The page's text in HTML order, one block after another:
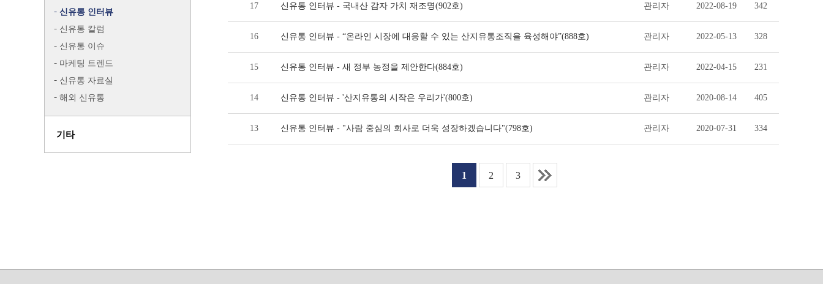
신유통 인터뷰
신유통 칼럼
신유통 이슈
마케팅 트렌드
신유통 자료실
해외 신유통
기타
17 신유통 인터뷰 - 국내산 감자 가치 재조명(902호) 관리자 2022-08-19 342
16 신유통 인터뷰 - “온라인 시장에 대응할 수 있는 산지유통조직을 육성해야”(888호) 관리자 2022-05-13 328
15 신유통 인터뷰 - 새 정부 농정을 제안한다(884호) 관리자 2022-04-15 231
14 신유통 인터뷰 - '산지유통의 시작은 우리가'(800호) 관리자 2020-08-14 405
13 신유통 인터뷰 - "사람 중심의 회사로 더욱 성장하겠습니다"(798호) 관리자 2020-07-31 334
1 2 3